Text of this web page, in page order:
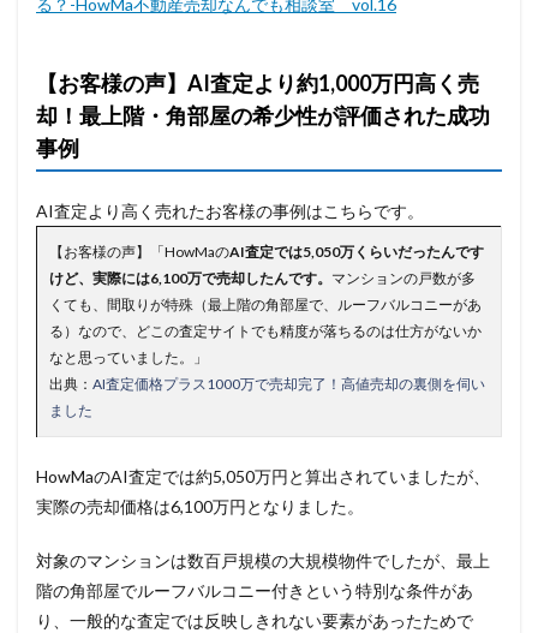
る？-HowMa不動産売却なんでも相談室 vol.16
【お客様の声】AI査定より約1,000万円高く売
却！最上階・角部屋の希少性が評価された成功
事例
AI査定より高く売れたお客様の事例はこちらです。
【お客様の声】「HowMaのAI査定では5,050万くらいだったんです
けど、実際には6,100万で売却したんです。 マンションの戸数が多
くても、間取りが特殊（最上階の角部屋で、ルーフバルコニーがあ
る）なので、どこの査定サイトでも精度が落ちるのは仕方がないか
なと思っていました。」
出典： AI査定価格プラス1000万で売却完了！高値売却の裏側を伺い
ました
HowMaのAI査定では約5,050万円と算出されていましたが、
実際の売却価格は6,100万円となりました。
対象のマンションは数百戸規模の大規模物件でしたが、最上
階の角部屋でルーフバルコニー付きという特別な条件があ
り、一般的な査定では反映しきれない要素があったためで